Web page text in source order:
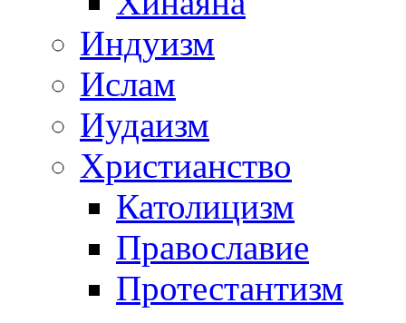
Индуизм
Ислам
Иудаизм
Христианство
Католицизм
Православие
Протестантизм